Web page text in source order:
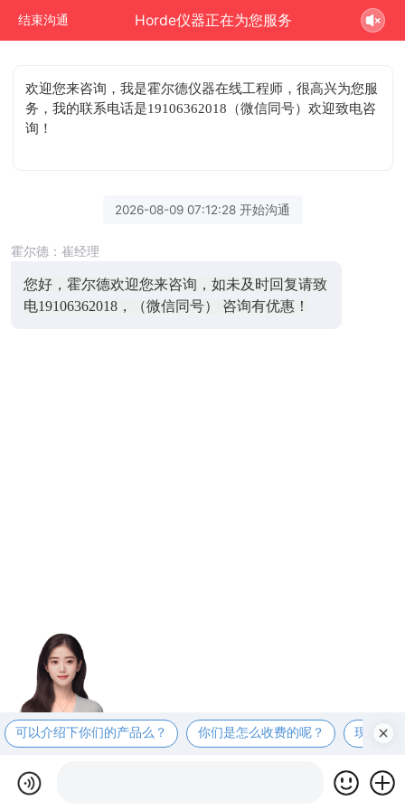
结束沟通 Horde仪器正在为您服务
欢迎您来咨询 ，我是霍尔德仪器在线工程师，很高兴为您服
务，我的联系电话是19106362018（微信同号）欢迎致电咨
询！
2026-08-09 07:12:28 开始沟通
霍尔德：崔经理
您好，霍尔德欢迎您来咨询，如未及时回复请致
电19106362018，（微信同号） 咨询有优惠！
可以介绍下你们的产品么？ 你们是怎么收费的呢？ 现在有